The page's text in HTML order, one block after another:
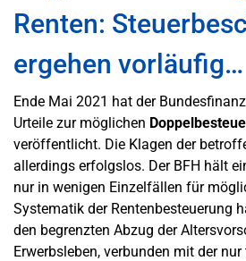
Renten:
ergehen vorläufig…
Ende Mai 2021 hat der
Urteile zur möglichen
veröffentlicht. Die Klagen der
allerdings erfolgslos. Der BFH hält
nur in wenigen Einzelfällen für
Systematik der Rentenbesteuerung
den begrenzten Abzug der
Erwerbsleben, verbunden mit der